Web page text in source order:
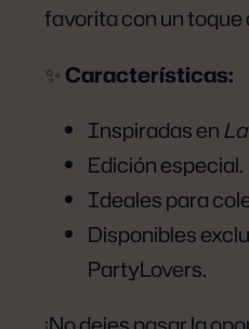
favorita con un toque
✨ Características:
Inspiradas en
Edición especial.
Ideales para
Disponibles
PartyLovers.